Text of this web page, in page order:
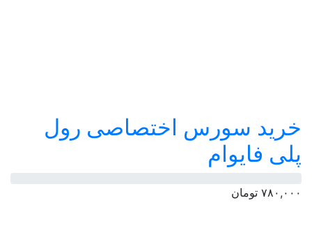
خرید سورس اختصاصی رول
پلی فایوام
۷۸۰,۰۰۰ تومان